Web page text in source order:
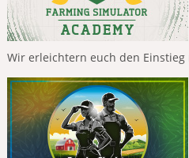
Wir erleichtern euch den